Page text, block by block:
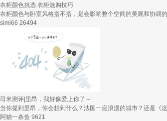
衣柜颜色挑选 衣柜选购技巧
衣柜颜色与卧室风格搭不搭，是会影响整个空间的美观和协调
simi66 26494
司米测评|里昂，我好像爱上你了～
当你提到里昂，你会想到什么？法国一座浪漫的城市？还是《
阿猫一条鱼 9621